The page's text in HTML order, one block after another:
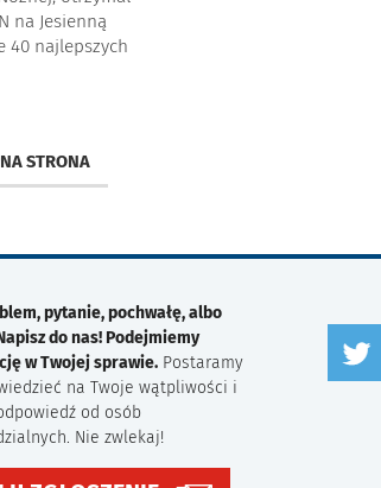
na Jesienną
40 najlepszych
STRONA
pytanie, pochwałę, albo
do nas! Podejmiemy
w Twojej sprawie. Postaramy
na Twoje wątpliwości i
od osób
Nie zwlekaj!